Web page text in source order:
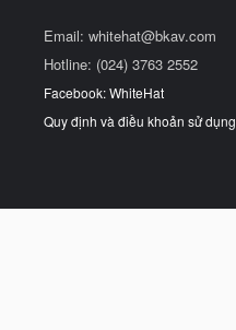
Email: whitehat@bkav.com
Hotline: (024) 3763 2552
Facebook: WhiteHat
Quy định và điều khoản sử dụng